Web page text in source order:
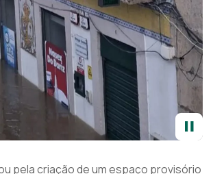
pela criação de um espaço provisório